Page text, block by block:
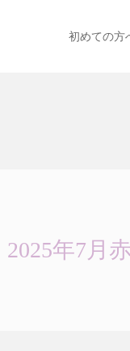
初めての方
2025年7月